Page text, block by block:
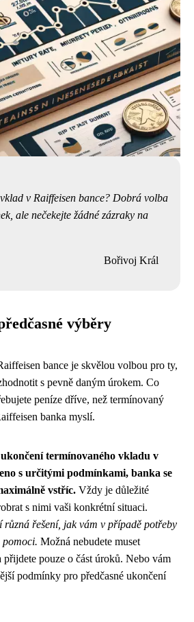
v Raiffeisen bance? Dobrá volba
ale nečekejte žádné zázraky na
Bořivoj Král
výběry
bance je skvělou volbou pro ty,
s pevně daným úrokem. Co
peníze dříve, než termínovaný
banka myslí.
termínovaného vkladu v
s určitými podmínkami, banka se
vstříc. Vždy je důležité
s nimi vaši konkrétní situaci.
různá řešení, jak vám v případě potřeby
pomoci. Možná nebudete muset
pouze o část úroků. Nebo vám
podmínky pro předčasné ukončení